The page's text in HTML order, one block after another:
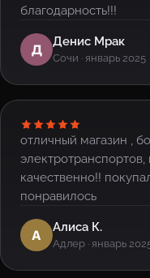
благодарность!!!
Д Денис Мрак
Сочи · январь 2025
отличный магазин ,
качественно!! покупала в подарок, все очень
понравилось
А Алиса К.
Адлер · январь